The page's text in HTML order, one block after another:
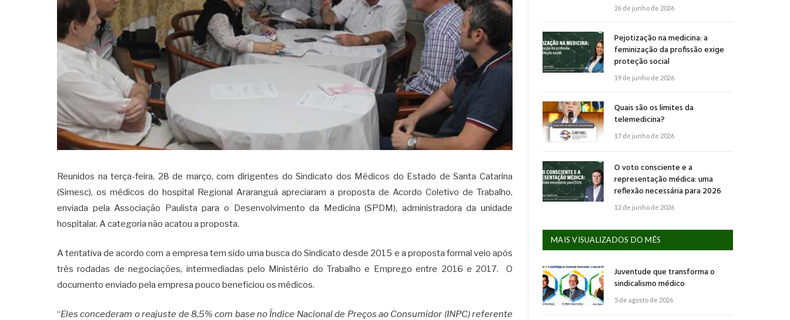
Reunidos na terça-feira, 28 de março, com dirigentes do Sindicato dos Médicos do Estado de Santa Catarina
(Simesc), os médicos do hospital Regional Araranguá apreciaram a proposta de Acordo Coletivo de Trabalho,
enviada pela Associação Paulista para o Desenvolvimento da Medicina (SPDM), administradora da unidade
hospitalar. A categoria não acatou a proposta.
A tentativa de acordo com a empresa tem sido uma busca do Sindicato desde 2015 e a proposta formal veio após
três rodadas de negociações, intermediadas pelo Ministério do Trabalho e Emprego entre 2016 e 2017. O
documento enviado pela empresa pouco beneficiou os médicos.
“Eles concederam o reajuste de 8,5% com base no Índice Nacional de Preços ao Consumidor (INPC) referente
26 de junho de 2026
Pejotização na medicina: a
feminização da profissão exige
proteção social
19 de junho de 2026
Quais são os limites da
telemedicina?
17 de junho de 2026
O voto consciente e a
representação médica: uma
reflexão necessária para 2026
12 de junho de 2026
MAIS VISUALIZADOS DO MÊS
Juventude que transforma o
sindicalismo médico
5 de agosto de 2026